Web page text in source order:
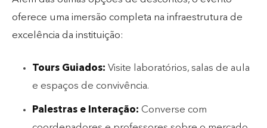
oferece uma imersão completa na infraestrutura de
excelência da instituição:
Tours Guiados: Visite laboratórios, salas de aula
e espaços de convivência.
Palestras e Interação: Converse com